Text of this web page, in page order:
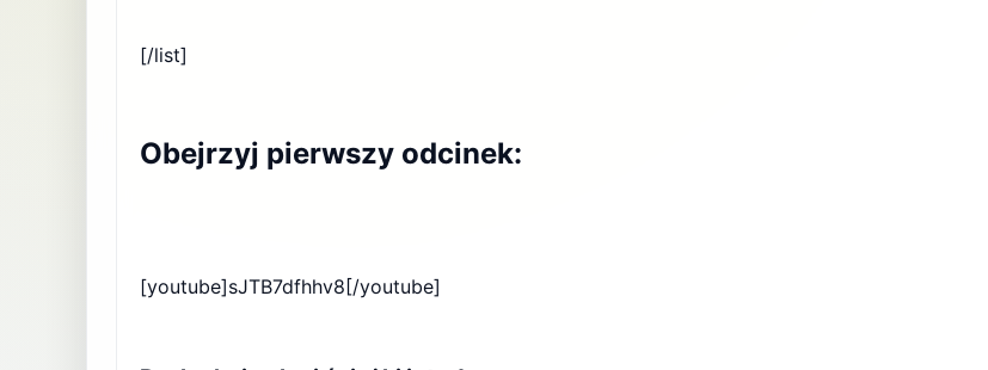
[/list]
Obejrzyj pierwszy odcinek:
[youtube]sJTB7dfhhv8[/youtube]